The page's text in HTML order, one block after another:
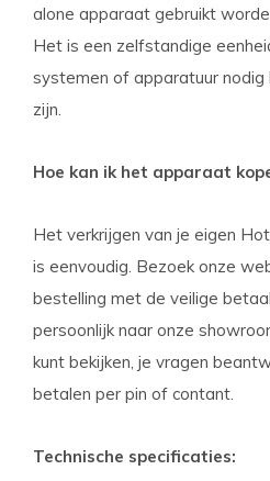
alone apparaat gebruikt
Het is een zelfstandige
systemen of apparatuur
zijn.
Hoe kan ik het apparaat
Het verkrijgen van je eigen
is eenvoudig. Bezoek onze
bestelling met de veilige
persoonlijk naar onze
kunt bekijken, je vragen
betalen per pin of contant.
Technische specificaties: